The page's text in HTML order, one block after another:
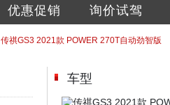
优惠促销 询价试驾
传祺GS3 2021款 POWER 270T自动劲智版
车型